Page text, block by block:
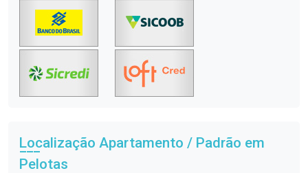
Localização Apartamento / Padrão em
Pelotas